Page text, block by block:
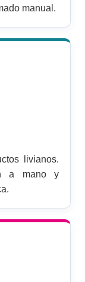
manual.
livianos.
a mano y